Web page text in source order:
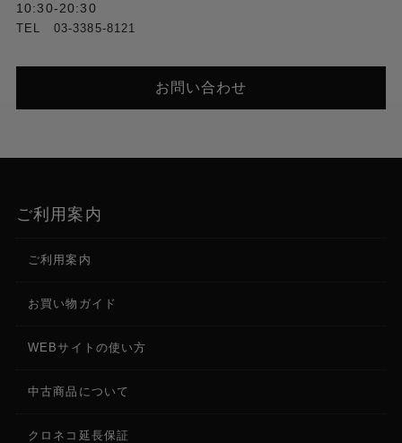
10:30-20:30
TEL 03-3385-8121
お問い合わせ
ご利用案内
ご利用案内
お買い物ガイド
WEBサイトの使い方
中古商品について
クロネコ延長保証